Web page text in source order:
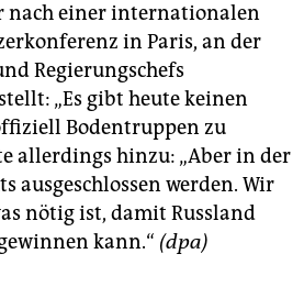
nach einer internationalen
in Paris, an der
Regierungschefs
„Es gibt heute keinen
Bodentruppen zu
allerdings hinzu: „Aber in der
ausgeschlossen werden. Wir
nötig ist, damit Russland
kann.“ (dpa)